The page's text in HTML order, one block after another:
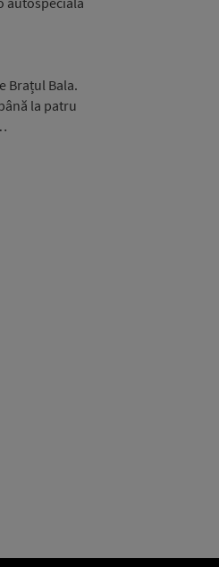
Brațul Bala.
la patru